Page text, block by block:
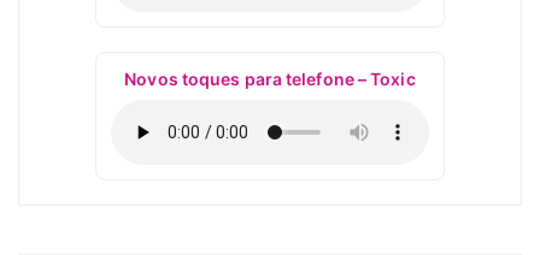
Novos toques para telefone – Toxic